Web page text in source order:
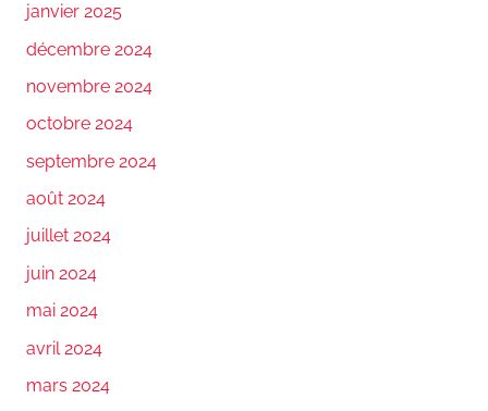
janvier 2025
décembre 2024
novembre 2024
octobre 2024
septembre 2024
août 2024
juillet 2024
juin 2024
mai 2024
avril 2024
mars 2024